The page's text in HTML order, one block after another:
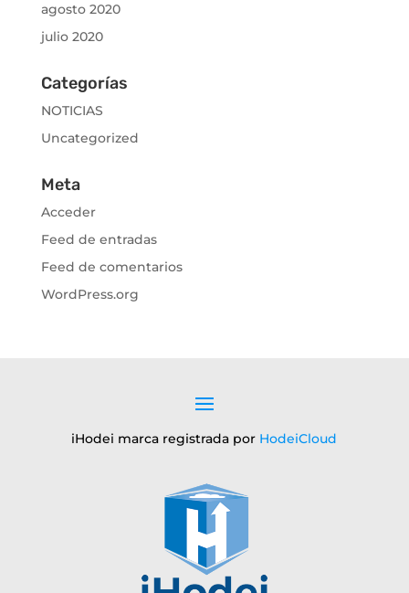
agosto 2020
julio 2020
Categorías
NOTICIAS
Uncategorized
Meta
Acceder
Feed de entradas
Feed de comentarios
WordPress.org
iHodei marca registrada por HodeiCloud